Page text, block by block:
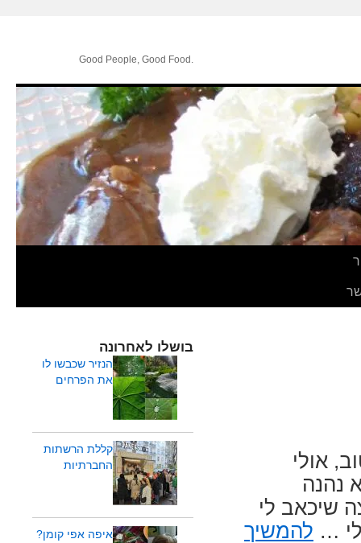
.Good People, Good Food
אולי
נהנה
שיכאב לי
… להמשיך
בושלו לאחרונה
הנזיר שכבשו לו
את הפרחים
קללת הרשתות
החברתיות
איפה אפי קומן?